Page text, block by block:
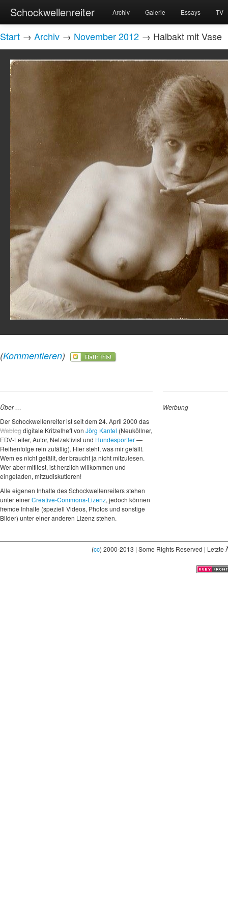
Schockwellenreiter Archiv Galerie Essays TV
Start → Archiv → November 2012 → Halbakt mit Vase
(Kommentieren)
Über …
Der Schockwellenreiter ist seit dem 24. April 2000 das
Weblogdigitale Kritzelheft von Jörg Kantel (Neuköllner,
EDV-Leiter, Autor, Netzaktivist und Hundesportler—
Reihenfolge rein zufällig). Hier steht, was mir gefällt.
Wem es nicht gefällt, der braucht ja nicht mitzulesen.
Wer aber mitliest, ist herzlich willkommen und
eingeladen, mitzudiskutieren!
Alle eigenen Inhalte des Schockwellenreiters stehen
unter einerCreative-Commons-Lizenz, jedoch können
fremde Inhalte (speziell Videos, Photos und sonstige
Bilder) unter einer anderen Lizenz stehen.
Werbung
(cc) 2000-2013 | Some Rights Reserved |